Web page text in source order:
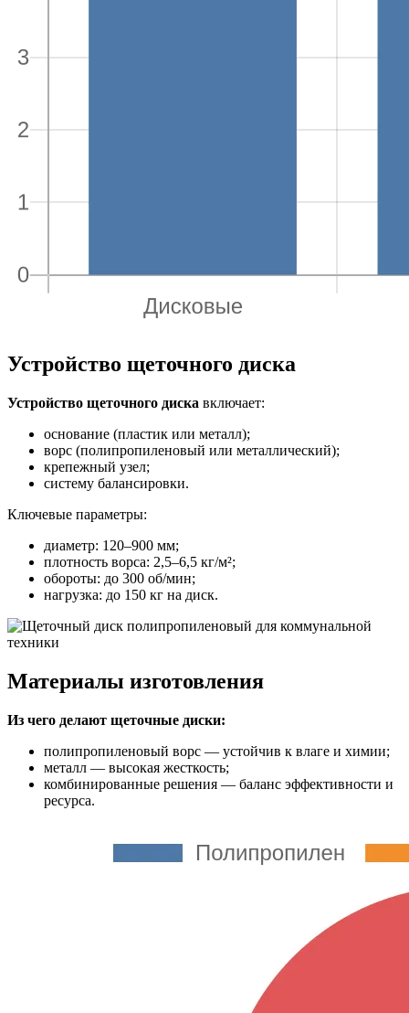
Устройство щеточного диска
Устройство щеточного диска включает:
основание (пластик или металл);
ворс (полипропиленовый или металлический);
крепежный узел;
систему балансировки.
Ключевые параметры:
диаметр: 120–900 мм;
плотность ворса: 2,5–6,5 кг/м²;
обороты: до 300 об/мин;
нагрузка: до 150 кг на диск.
Материалы изготовления
Из чего делают щеточные диски:
полипропиленовый ворс — устойчив к влаге и химии;
металл — высокая жесткость;
комбинированные решения — баланс эффективности и
ресурса.